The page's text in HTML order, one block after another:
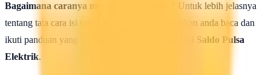
Bagaimana caranya mengisi saldo pulsa ?
Untuk lebih jelasnya
tentang tata cara isi saldo deposit pulsa ini silahkan anda baca dan
ikuti panduan yang terdapat di halaman :
Cara isi Saldo Pulsa
Elektrik.